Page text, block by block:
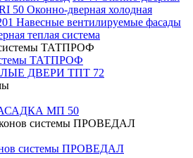
50 Оконно-дверная холодная
Навесные вентилируемые фасады
теплая система
ТАТПРОФ
ДВЕРИ ТПТ 72
МП 50
системы ПРОВЕДАЛ